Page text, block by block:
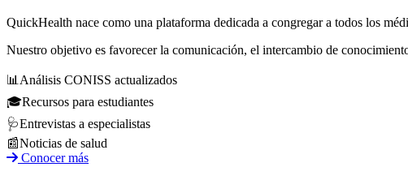
QuickHealth nace como una plataforma dedicada a congregar a todos los
Nuestro objetivo es favorecer la comunicación, el intercambio de
📊 Análisis CONISS actualizados
🎓Recursos para estudiantes
🩺Entrevistas a especialistas
📰Noticias de salud
Conocer más